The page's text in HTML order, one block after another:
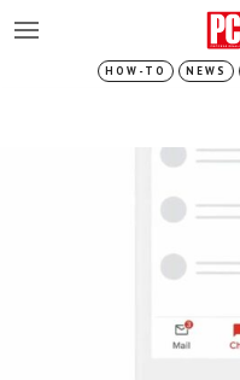
HOW-TO NEWS